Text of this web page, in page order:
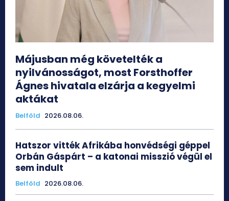
Májusban még követelték a
nyilvánosságot, most Forsthoffer
Ágnes hivatala elzárja a kegyelmi
aktákat
Belföld 2026.08.06.
Hatszor vitték Afrikába honvédségi géppel
Orbán Gáspárt – a katonai misszió végül el
sem indult
Belföld 2026.08.06.